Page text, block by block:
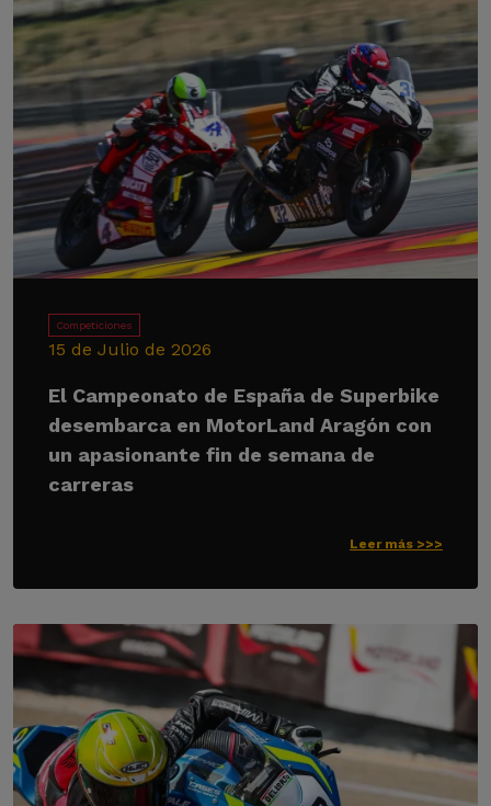
Competiciones
15 de Julio de 2026
El Campeonato de España de Superbike
desembarca en MotorLand Aragón con
un apasionante fin de semana de
carreras
Leer más >>>